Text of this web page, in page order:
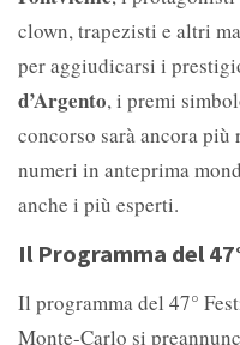
clown, trapezisti e altri
per aggiudicarsi i
d’Argento, i premi
concorso sarà ancora
numeri in anteprima
anche i più esperti.
Il Programma del
Il programma del 47°
Monte-Carlo si